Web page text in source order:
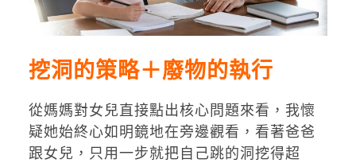
挖洞的策略＋廢物的執行
從媽媽對女兒直接點出核心問題來看，我懷
疑她始終心如明鏡地在旁邊觀看，看著爸爸
跟女兒，只用一步就把自己跳的洞挖得超